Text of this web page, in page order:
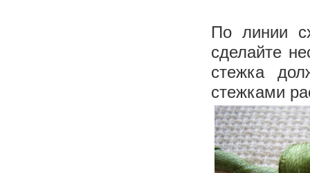
По линии
сделайте
стежка
стежками